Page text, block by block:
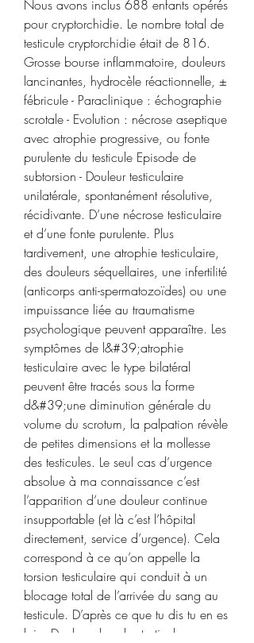
Nous avons inclus 688 enfants opérés
pour cryptorchidie. Le nombre total de
testicule cryptorchidie était de 816.
Grosse bourse inflammatoire, douleurs
lancinantes, hydrocèle réactionnelle, ±
fébricule - Paraclinique : échographie
scrotale - Evolution : nécrose aseptique
avec atrophie progressive, ou fonte
purulente du testicule Episode de
subtorsion - Douleur testiculaire
unilatérale, spontanément résolutive,
récidivante. D’une nécrose testiculaire
et d’une fonte purulente. Plus
tardivement, une atrophie testiculaire,
des douleurs séquellaires, une infertilité
(anticorps anti-spermatozoïdes) ou une
impuissance liée au traumatisme
psychologique peuvent apparaître. Les
symptômes de l&#39;atrophie
testiculaire avec le type bilatéral
peuvent être tracés sous la forme
d&#39;une diminution générale du
volume du scrotum, la palpation révèle
de petites dimensions et la mollesse
des testicules. Le seul cas d’urgence
absolue à ma connaissance c’est
l’apparition d’une douleur continue
insupportable (et là c’est l’hôpital
directement, service d’urgence). Cela
correspond à ce qu’on appelle la
torsion testiculaire qui conduit à un
blocage total de l’arrivée du sang au
testicule. D’après ce que tu dis tu en es
loin. Douleur dans les testicules ;